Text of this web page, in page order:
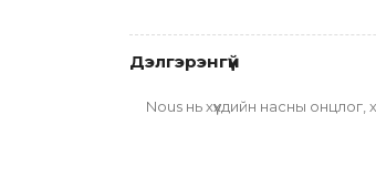
Дэлгэрэнгүй
Nous нь хүүхдийн насны